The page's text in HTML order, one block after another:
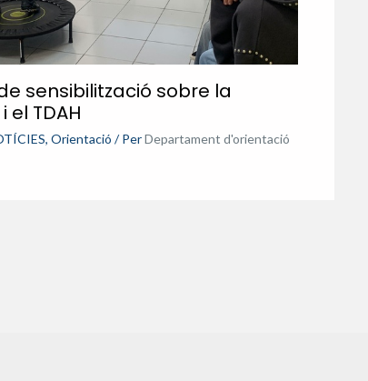
sensibilització sobre la
el TDAH
,Orientació / Per Departament d'orientació